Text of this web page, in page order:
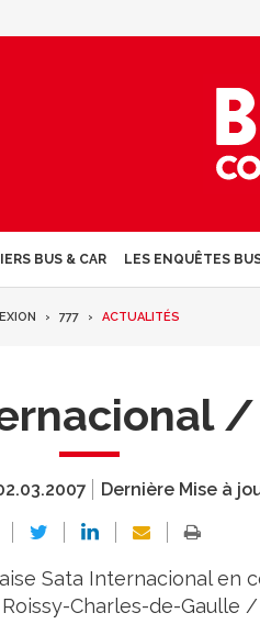
BUS & CAR LES ENQUÊTES
777 ACTUALITÉS
/
Dernière Mise à
Sata Internacional en
Charles-de-Gaulle /